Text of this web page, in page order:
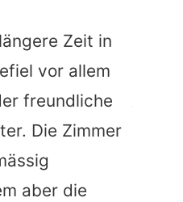
Zeit in
vor allem
freundliche
Die Zimmer
aber die